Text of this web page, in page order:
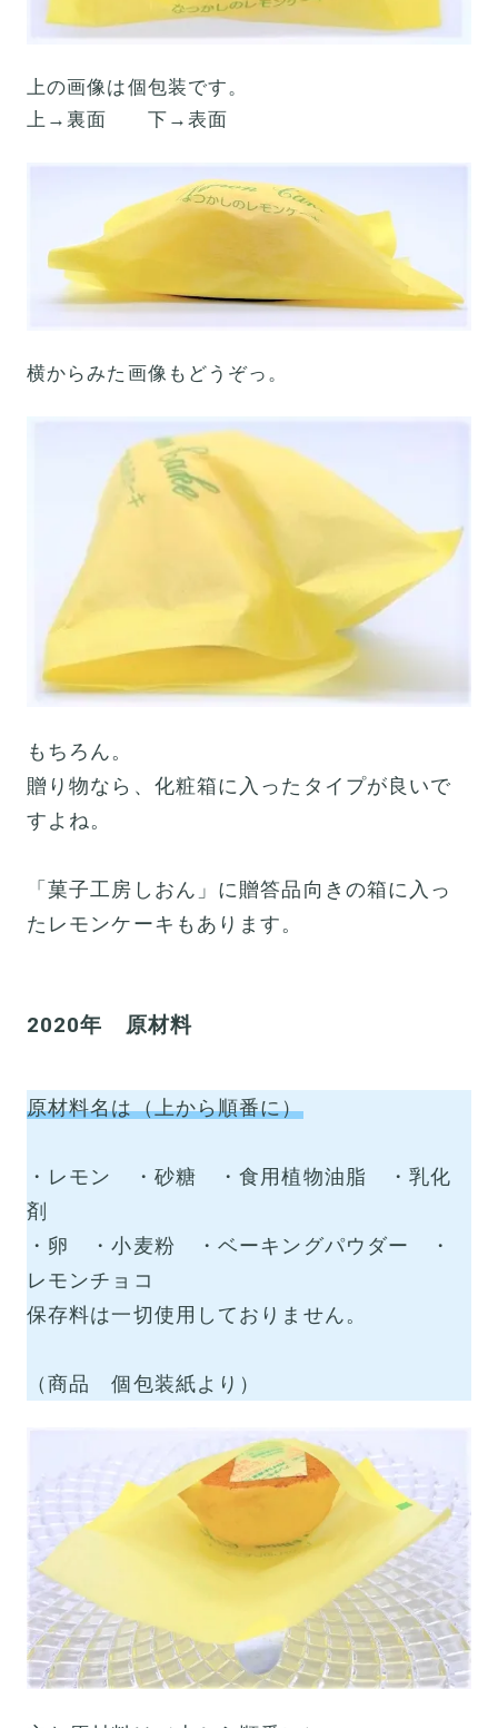
上の画像は個包装です。
上→裏面 下→表面
横からみた画像もどうぞっ。
もちろん。
贈り物なら、化粧箱に入ったタイプが良いで
すよね。
「菓子工房しおん」に贈答品向きの箱に入っ
たレモンケーキもあります。
2020年 原材料
原材料名は（上から順番に）
・レモン ・砂糖 ・食用植物油脂 ・乳化
剤
・卵 ・小麦粉 ・ベーキングパウダー ・
レモンチョコ
保存料は一切使用しておりません。
（商品 個包装紙より）